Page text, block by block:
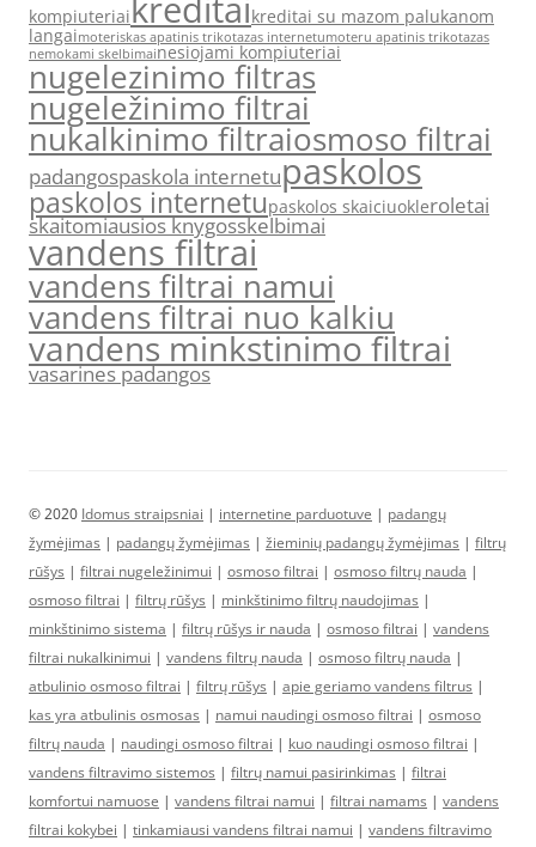
kompiuteriaikreditaikreditai su mazom palukanom
langaimoteriskas apatinis trikotazas internetumoteru apatinis trikotazas
nemokami skelbimainesiojami kompiuteriai
nugelezinimo filtras
nugeležinimo filtrai
nukalkinimo filtraiosmoso filtrai
padangospaskola internetupaskolos
paskolos internetupaskolos skaiciuokleroletai
skaitomiausios knygosskelbimai
vandens filtrai
vandens filtrai namui
vandens filtrai nuo kalkiu
vandens minkstinimo filtrai
vasarines padangos
© 2020 Idomus straipsniai | internetine parduotuve | padangų
žymėjimas | padangų žymėjimas | žieminių padangų žymėjimas | filtrų
rūšys | filtrai nugeležinimui | osmoso filtrai | osmoso filtrų nauda |
osmoso filtrai | filtrų rūšys | minkštinimo filtrų naudojimas |
minkštinimo sistema | filtrų rūšys ir nauda | osmoso filtrai | vandens
filtrai nukalkinimui | vandens filtrų nauda | osmoso filtrų nauda |
atbulinio osmoso filtrai | filtrų rūšys | apie geriamo vandens filtrus |
kas yra atbulinis osmosas | namui naudingi osmoso filtrai | osmoso
filtrų nauda | naudingi osmoso filtrai | kuo naudingi osmoso filtrai |
vandens filtravimo sistemos | filtrų namui pasirinkimas | filtrai
komfortui namuose | vandens filtrai namui | filtrai namams | vandens
filtrai kokybei | tinkamiausi vandens filtrai namui | vandens filtravimo